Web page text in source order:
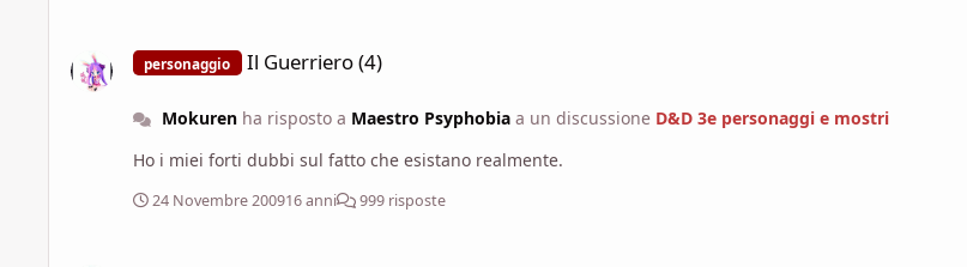
personaggio Il Guerriero (4)
Mokurenha risposto a Maestro Psyphobiaa un discussione D&D 3e personaggi e mostri
Ho i miei forti dubbi sul fatto che esistano realmente.
24 Novembre 200916 anni 999 risposte